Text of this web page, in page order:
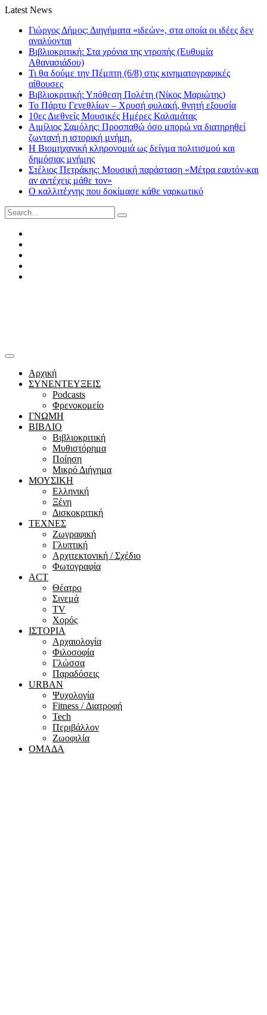
Latest News
Γιώργος Δήμος: Διηγήματα «ιδεών», στα οποία οι ιδέες δεν
αναλύονται
Βιβλιοκριτική: Στα χρόνια της ντροπής (Ευθυμία
Αθανασιάδου)
Τι θα δούμε την Πέμπτη (6/8) στις κινηματογραφικές
αίθουσες
Βιβλιοκριτική: Υπόθεση Πολέτη (Νίκος Μαριώτης)
Το Πάρτυ Γενεθλίων – Χρυσή φυλακή, θνητή εξουσία
10ες Διεθνείς Μουσικές Ημέρες Καλαμάτας
Αιμίλιος Σαμόλης: Προσπαθώ όσο μπορώ να διατηρηθεί
ζωντανή η ιστορική μνήμη.
Η Βιομηχανική κληρονομιά ως δείγμα πολιτισμού και
δημόσιας μνήμης
Στέλιος Πετράκης: Μουσική παράσταση «Μέτρα εαυτόν-και
αν αντέχεις μάθε τον»
Ο καλλιτέχνης που δοκίμασε κάθε ναρκωτικό
Search
for:
Αρχική
ΣΥΝΕΝΤΕΥΞΕΙΣ
Podcasts
Φρενοκομείο
ΓΝΩΜΗ
ΒΙΒΛΙΟ
Βιβλιοκριτική
Μυθιστόρημα
Ποίηση
Μικρό Διήγημα
ΜΟΥΣΙΚΗ
Ελληνική
Ξένη
Δισκοκριτική
ΤΕΧΝΕΣ
Ζωγραφική
Γλυπτική
Αρχιτεκτονική / Σχέδιο
Φωτογραφία
ACT
Θέατρο
Σινεμά
ΤV
Χορός
ΙΣΤΟΡΙΑ
Αρχαιολογία
Φιλοσοφία
Γλώσσα
Παραδόσεις
URBAN
Ψυχολογία
Fitness / Διατροφή
Tech
Περιβάλλον
Ζωοφιλία
ΟΜΑΔΑ